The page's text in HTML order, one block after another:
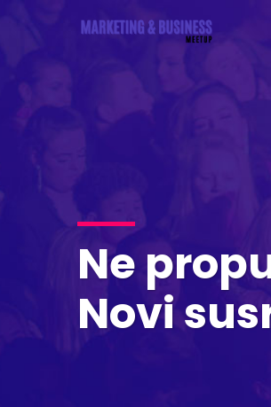
Ne
Novi